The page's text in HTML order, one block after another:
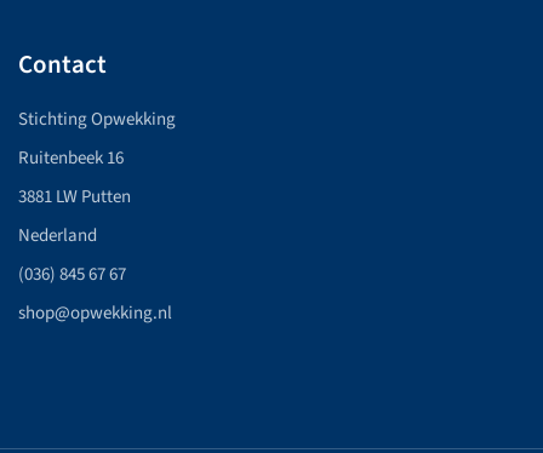
Contact
Stichting Opwekking
Ruitenbeek 16
3881 LW Putten
Nederland
(036) 845 67 67
shop@opwekking.nl